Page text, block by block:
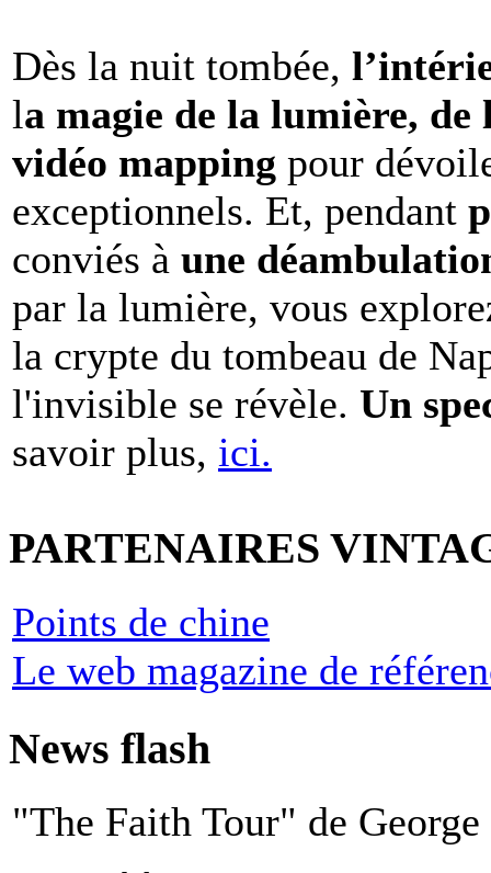
Dès la nuit tombée,
la magie de la lumière,
vidéo mapping pour
exceptionnels. Et, pendant
conviés à une
par la lumière, vous
la crypte du tombeau de
l'invisible se révèle. Un
savoir plus, ici.
PARTENAIRES
Points de chine
Le web magazine de
News flash
"The Faith Tour" de